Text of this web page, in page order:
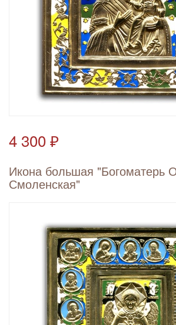
4 300 ₽
Икона большая "Богоматерь
Смоленская"